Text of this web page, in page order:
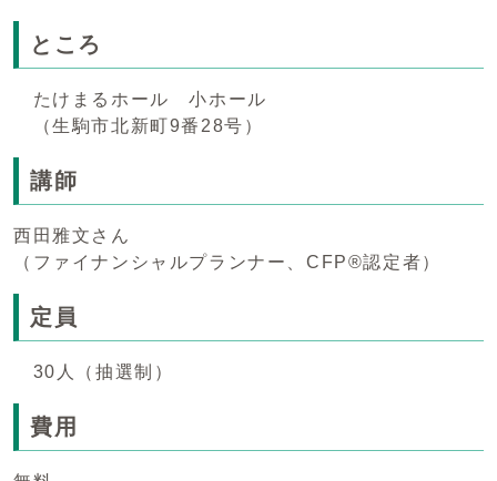
ところ
たけまるホール 小ホール
（生駒市北新町9番28号）
講師
西田雅文さん
（ファイナンシャルプランナー、CFP®認定者）
定員
30人（抽選制）
費用